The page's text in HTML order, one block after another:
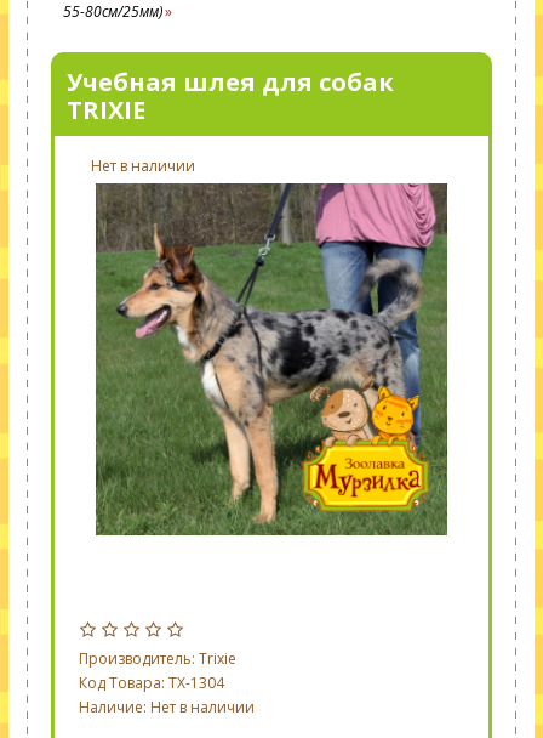
55-80см/25мм)
Учебная шлея для собак
TRIXIE
Нет в наличии
Производитель: Trixie
Код Товара: TX-1304
Наличие: Нет в наличии